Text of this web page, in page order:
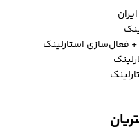
+ فعال‌سازی استارلینک